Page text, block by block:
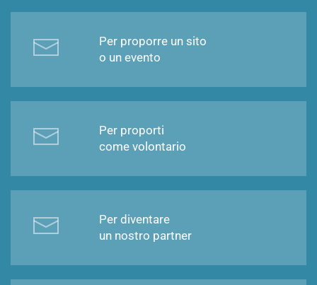
Per proporre un sito
o un evento
Per proporti
come volontario
Per diventare
un nostro partner